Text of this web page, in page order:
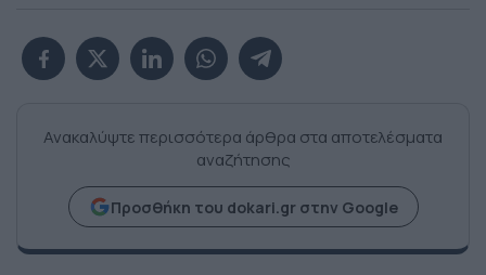
Ανακαλύψτε περισσότερα άρθρα στα αποτελέσματα
αναζήτησης
Προσθήκη του dokari.gr στην Google